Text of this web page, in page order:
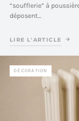
“soufflerie” à
déposent…
LIRE L'ARTICLE
DÉCORATION